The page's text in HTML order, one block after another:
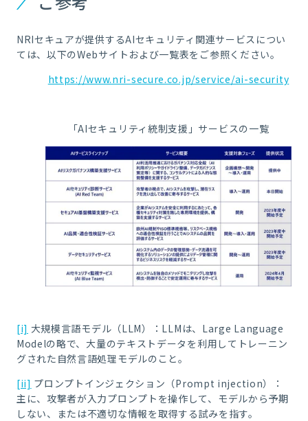
NRIセキュアが提供するAIセキュリティ関連サービスについ
ては、以下のWebサイトおよび一覧表をご参照ください。
https://www.nri-secure.co.jp/service/ai-security
「AIセキュリティ統制支援」サービスの一覧
[i] 大規模言語モデル（LLM）：LLMは、Large Language
Modelの略で、大量のテキストデータを利用してトレーニン
グされた自然言語処理モデルのこと。
[ii] プロンプトインジェクション（Prompt injection）：
主に、攻撃者が入力プロンプトを操作して、モデルから予期
しない、または不適切な情報を取得する試みを指す。